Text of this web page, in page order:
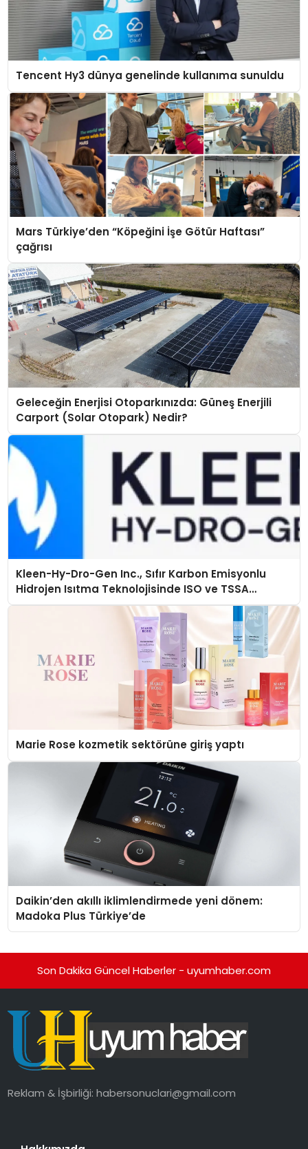
Tencent Hy3 dünya genelinde kullanıma sunuldu
Mars Türkiye’den “Köpeğini İşe Götür Haftası”
çağrısı
Geleceğin Enerjisi Otoparkınızda: Güneş Enerjili
Carport (Solar Otopark) Nedir?
Kleen-Hy-Dro-Gen Inc., Sıfır Karbon Emisyonlu
Hidrojen Isıtma Teknolojisinde ISO ve TSSA
Düzenleyici Onaylarını Aldı
Marie Rose kozmetik sektörüne giriş yaptı
Daikin’den akıllı iklimlendirmede yeni dönem:
Madoka Plus Türkiye’de
Son Dakika Güncel Haberler - uyumhaber.com
Reklam & İşbirliği:habersonuclari@gmail.com